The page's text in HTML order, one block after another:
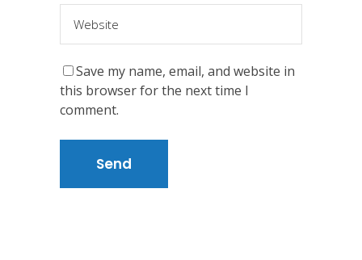
Save my name, email, and website in
this browser for the next time I
comment.